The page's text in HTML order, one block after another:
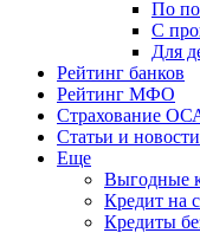
По
С
Для
Рейтинг банков
Рейтинг МФО
Страхование
Статьи и новости
Еще
Выгодные
Кредит на
Кредиты